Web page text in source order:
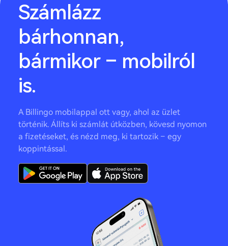
Számlázz
bárhonnan,
bármikor – mobilról
is.
A Billingo mobilappal ott vagy, ahol az üzlet
történik. Állíts ki számlát útközben, kövesd nyomon
a fizetéseket, és nézd meg, ki tartozik – egy
koppintással.